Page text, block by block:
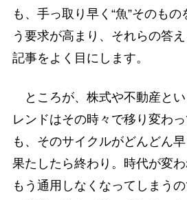
も、手っ取り早く“魚”そのも
う要求が高まり、それらの答
記事をよく目にします。
ところが、株式や不動産とい
レンドはその時々で移り変わ
も、そのサイクルがどんどん
果たしたら終わり。時代が変
もう通用しなくなってしまう